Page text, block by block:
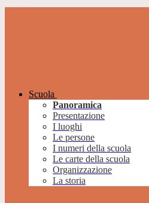
Scuola
Panoramica
Presentazione
I luoghi
Le persone
I numeri della scuola
Le carte della scuola
Organizzazione
La storia